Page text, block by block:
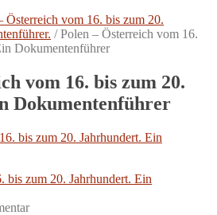
Österreich vom 16. bis zum 20.
/Polen – Österreich vom 16.
Dokumentenführer
vom 16. bis zum 20.
Dokumentenführer
bis zum 20. Jahrhundert. Ein